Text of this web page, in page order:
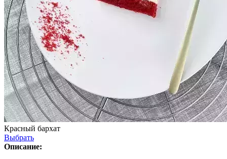
Красный бархат
Выбрать
Описание: